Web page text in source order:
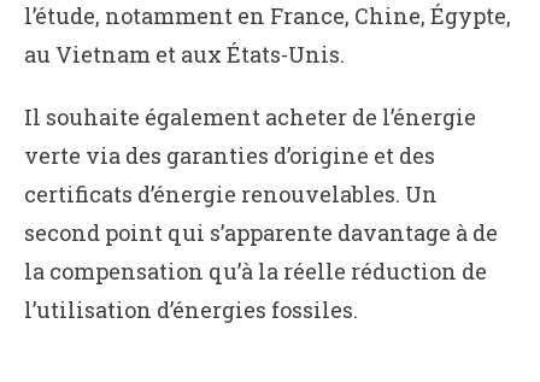
l’étude, notamment en France, Chine, Égypte,
au Vietnam et aux États-Unis.
Il souhaite également acheter de l’énergie
verte via des garanties d’origine et des
certificats d’énergie renouvelables. Un
second point qui s’apparente davantage à de
la compensation qu’à la réelle réduction de
l’utilisation d’énergies fossiles.